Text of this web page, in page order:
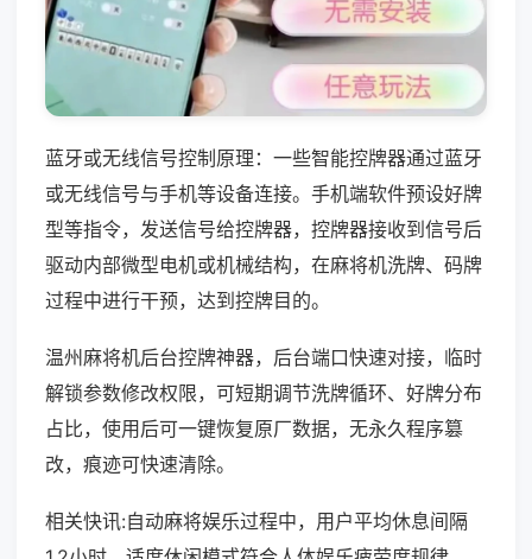
蓝牙或无线信号控制原理：一些智能控牌器通过蓝牙
或无线信号与手机等设备连接。手机端软件预设好牌
型等指令，发送信号给控牌器，控牌器接收到信号后
驱动内部微型电机或机械结构，在麻将机洗牌、码牌
过程中进行干预，达到控牌目的。
温州麻将机后台控牌神器，后台端口快速对接，临时
解锁参数修改权限，可短期调节洗牌循环、好牌分布
占比，使用后可一键恢复原厂数据，无永久程序篡
改，痕迹可快速清除。
相关快讯:自动麻将娱乐过程中，用户平均休息间隔